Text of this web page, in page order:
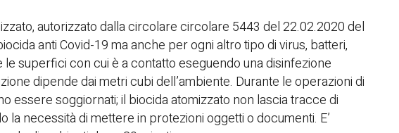
autorizzato dalla circolare circolare 5443 del 22.02.2020 del
anti Covid-19 ma anche per ogni altro tipo di virus, batteri,
superfici con cui è a contatto eseguendo una disinfezione
dipende dai metri cubi dell’ambiente. Durante le operazioni di
essere soggiornati; il biocida atomizzato non lascia tracce di
la necessità di mettere in protezioni oggetti o documenti. E’